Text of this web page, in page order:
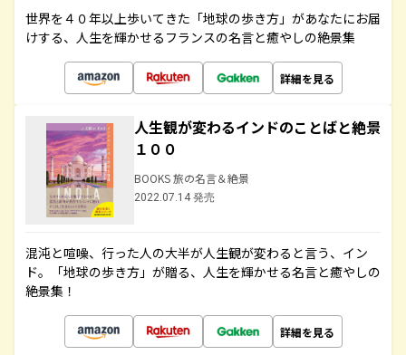
世界を４０年以上歩いてきた「地球の歩き方」があなたにお届
けする、人生を輝かせるフランスの名言と癒やしの絶景集
詳細を見る
人生観が変わるインドのことばと絶景
１００
BOOKS 旅の名言＆絶景
2022.07.14 発売
混沌と喧噪、行った人の大半が人生観が変わると言う、イン
ド。「地球の歩き方」が贈る、人生を輝かせる名言と癒やしの
絶景集！
詳細を見る